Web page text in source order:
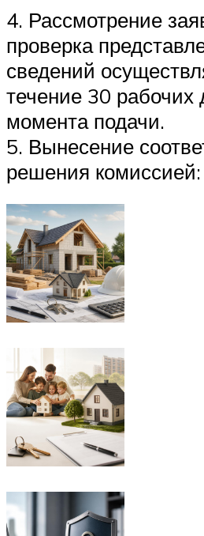
4. Рассмотрение
проверка
сведений
течение 30 рабочих
момента подачи.
5. Вынесение
решения комиссией: